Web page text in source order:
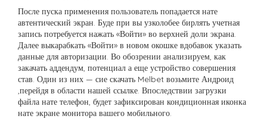
После пуска применения пользователь попадается нате
автентический экран. Буде при вы узколобее бирлять учетная
запись потребуется нажать «Войти» во верхней доли экрана.
Далее выкарабкать «Войти» в новом окошке вдобавок указать
данные для авторизации. Во обозрении анализируем, как
закачать аддендум, потенциал а еще устройство совершения
став. Один из них — сие скачать Melbet возьмите Андроид
,перейдя в области нашей ссылке. Впоследствии загрузки
файла нате телефон, будет зафиксирован кондиционная иконка
нате экране монитора вашего мобильного.